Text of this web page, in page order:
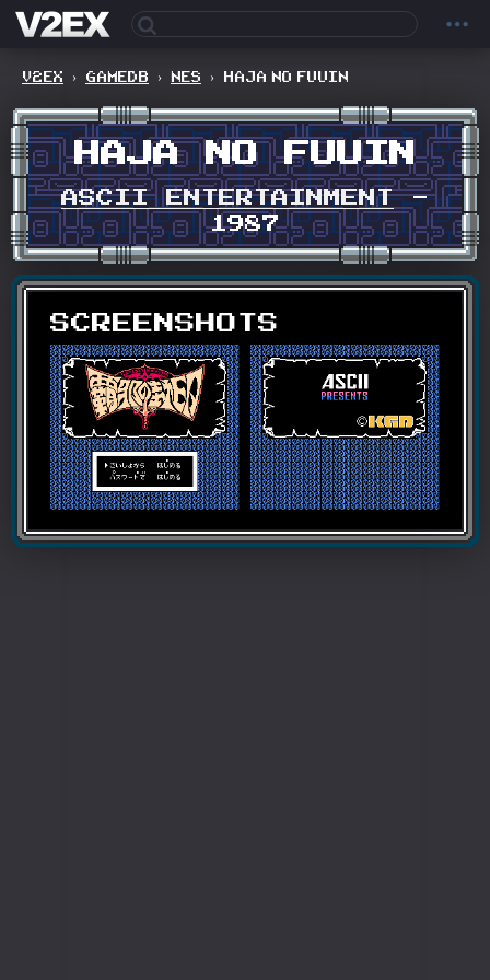
V2EX › GAMEDB › NES › HAJA NO FUUIN
HAJA NO FUUIN
ASCII ENTERTAINMENT-
1987
SCREENSHOTS